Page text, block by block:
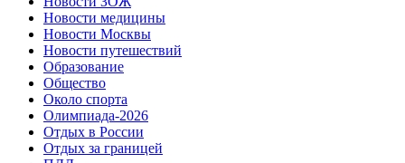
Новости медицины
Новости Москвы
Новости путешествий
Образование
Общество
Около спорта
Олимпиада-2026
Отдых в России
Отдых за границей